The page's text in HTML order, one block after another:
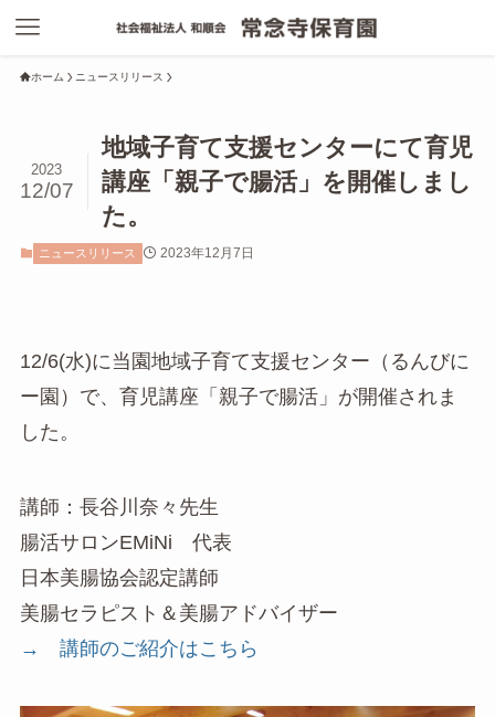
ホーム ニュースリリース
地域子育て支援センターにて育児
講座「親子で腸活」を開催しまし
た。
2023
12/07
ニュースリリース 2023年12月7日
12/6(水)に当園地域子育て支援センター（るんびに
ー園）で、育児講座「親子で腸活」が開催されま
した。
講師：長谷川奈々先生
腸活サロンEMiNi 代表
日本美腸協会認定講師
美腸セラピスト＆美腸アドバイザー
→ 講師のご紹介はこちら